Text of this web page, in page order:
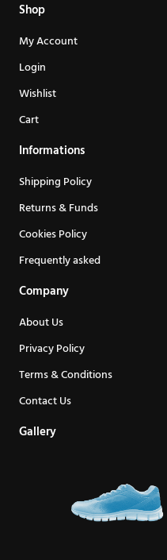
Shop
My Account
Login
Wishlist
Cart
Informations
Shipping Policy
Returns & Funds
Cookies Policy
Frequently asked
Company
About Us
Privacy Policy
Terms & Conditions
Contact Us
Gallery